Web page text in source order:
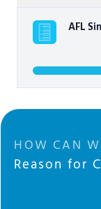
AFL
HOW CAN
Reason for